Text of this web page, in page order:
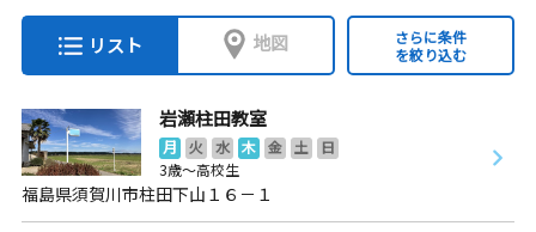
リスト 地図
さらに条件
を絞り込む
岩瀬柱田教室
月 火 水 木 金 土
日
3歳～高校生
福島県須賀川市柱田下山１６－１